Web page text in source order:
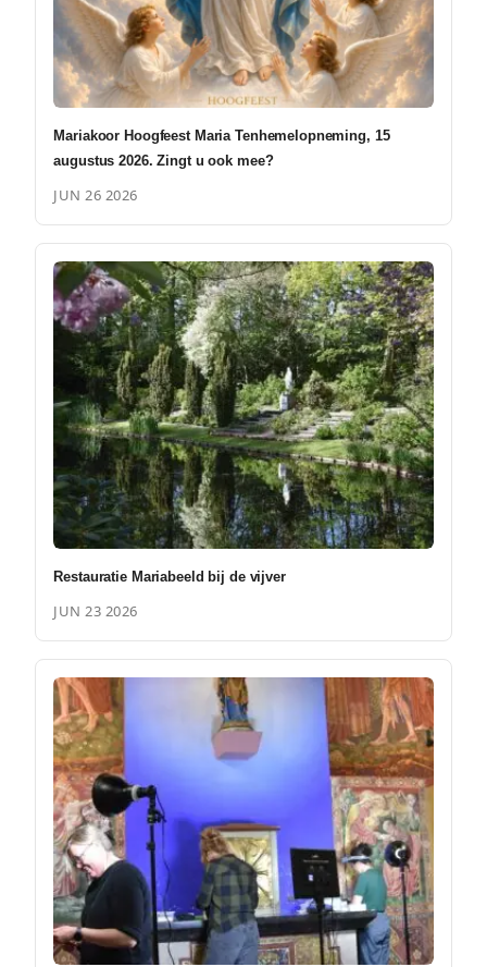
Mariakoor Hoogfeest Maria Tenhemelopneming, 15
augustus 2026. Zingt u ook mee?
JUN 26 2026
Restauratie Mariabeeld bij de vijver
JUN 23 2026